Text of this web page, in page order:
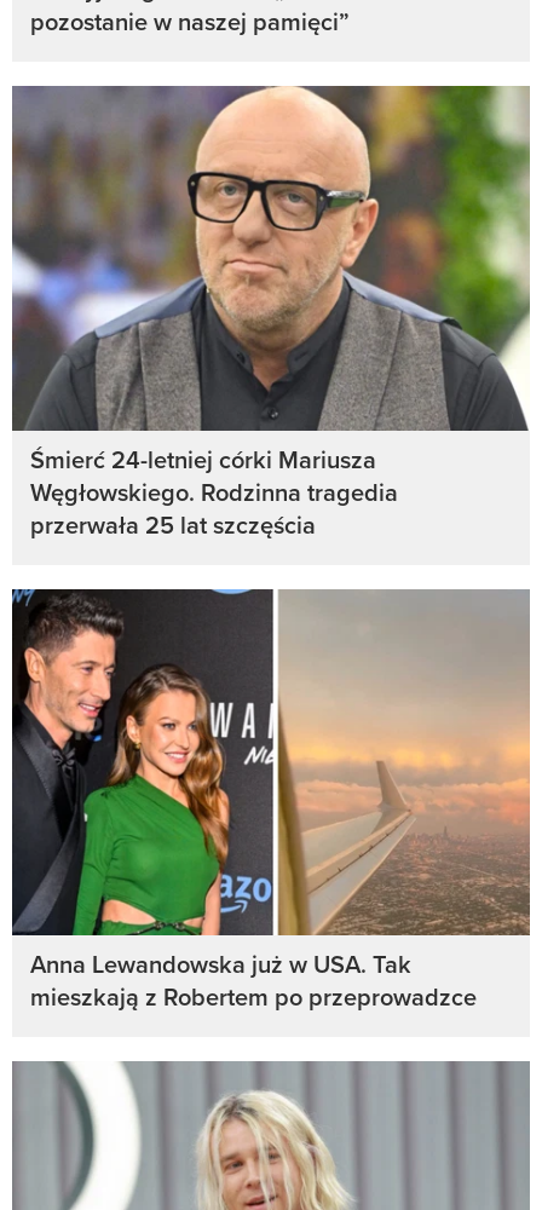
pozostanie w naszej pamięci”
Śmierć 24-letniej córki Mariusza
Węgłowskiego. Rodzinna tragedia
przerwała 25 lat szczęścia
Anna Lewandowska już w USA. Tak
mieszkają z Robertem po przeprowadzce